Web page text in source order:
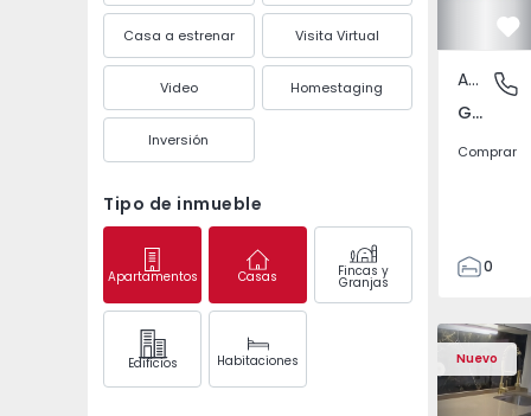
Casa a estrenar Visita Virtual
Video Homestaging
Inversión
Tipo de inmueble
Apartamentos Casas Fincas y
Granjas
Edifícios Habitaciones
Gandra,
Apartamento
Gandra, Porto
Comprar
0
3
Nuevo
Apartamento T2